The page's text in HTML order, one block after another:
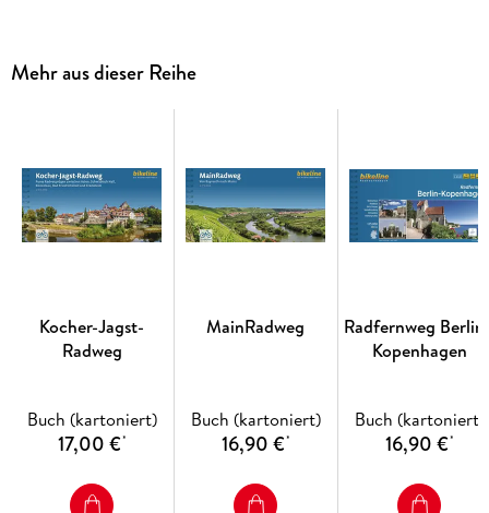
Pausen verwöhnen lassen. La Vélodyssée kann aber noch viel
mehr: In der ersten Etappe schmückt sich der Radweg mit
entlang des Canal Brest à Nantes und weiter durch das
Loiretal bis in das Delta des Flusses und seiner Vereinigung
mit dem ozeanischen Gewässer. Der letzte Abschnitt der
Reise überrascht im Baskenland noch mit viel Kultur,
Mehr aus dieser Reihe
Kocher-Jagst-
Radweg
Buch (kartoniert)
17,00 €*
MainRadweg
Buch (kartoniert)
16,90 €*
Radfernweg Berlin
Kopenhagen
Buch (kartoniert)
16,90 €*